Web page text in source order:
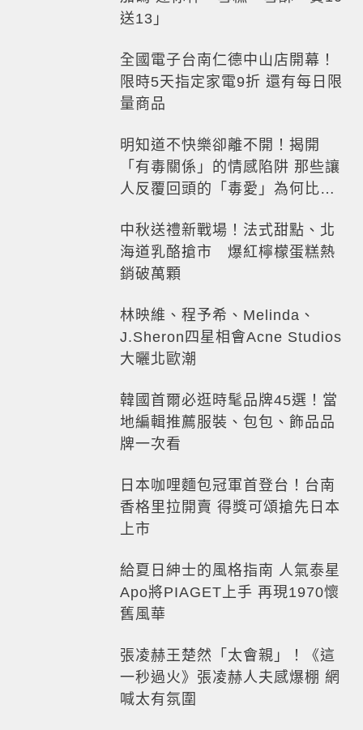
送13」
全國電子台南仁德中山店開幕！
限時5天指定家電9折 還有每日限
量商品
明知道不快樂卻離不開！揭開
「有毒關係」的情感陷阱 那些讓
人反覆回頭的「毒愛」為何比菸
中秋送禮新戰場！法式甜點、北
海道乳酪搶市 爆紅檸檬蛋糕熱
銷破萬顆
林映維、程予希、Melinda、
J.Sheron四星相會Acne Studios
大曬北歐潮
韓國首爾必逛時髦品牌45選！當
地編輯推薦服裝、包包、飾品品
牌一次看
日本咖哩麵包冠軍首登台！台南
香格里拉開賣 得獎可頌搶先日本
上市
給夏日紳士的風格指南 人氣泰星
Apo將PIAGET上手 再現1970懷
舊風華
張凌赫王楚然「太會親」！《這
一秒過火》張凌赫人夫感爆棚 網
喊太有氛圍